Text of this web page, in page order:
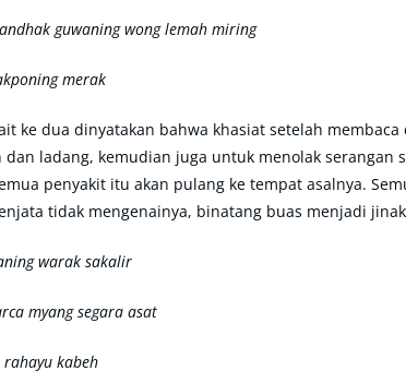
guwaning wong lemah miring
merak
ke dua dinyatakan bahwa khasiat setelah
dan ladang, kemudian juga untuk menolak serangan
penyakit itu akan pulang ke tempat asalnya.
tidak mengenainya, binatang buas menjadi
warak sakalir
myang segara asat
rahayu kabeh